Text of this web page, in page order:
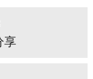
享